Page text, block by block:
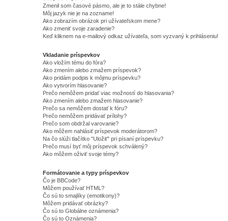
Zmenil som časové pásmo, ale je to stále chybne!
Môj jazyk nie je na zozname!
Ako zobrazím obrázok pri užívateľskom mene?
Ako zmeniť svoje zaradenie?
Keď kliknem na e-mailový odkaz užívateľa, som vyzvaný k prihláseniu!
Vkladanie príspevkov
Ako vložím tému do fóra?
Ako zmením alebo zmažem príspevok?
Ako pridám podpis k môjmu príspevku?
Ako vytvorím hlasovanie?
Prečo nemôžem pridať viac možností do hlasovania?
Ako zmením alebo zmažem hlasovanie?
Prečo sa nemôžem dostať k fóru?
Prečo nemôžem pridávať prílohy?
Prečo som obdržal varovanie?
Ako môžem nahlásiť príspevok moderátorom?
Na čo slúži tlačítko "Uložiť" pri písaní príspevku?
Prečo musí byť môj príspevok schválený?
Ako môžem oživiť svoje témy?
Formátovanie a typy príspevkov
Čo je BBCode?
Môžem používať HTML?
Čo sú to smajlíky (emotikony)?
Môžem pridávať obrázky?
Čo sú to Globálne oznámenia?
Čo sú to Oznámenia?